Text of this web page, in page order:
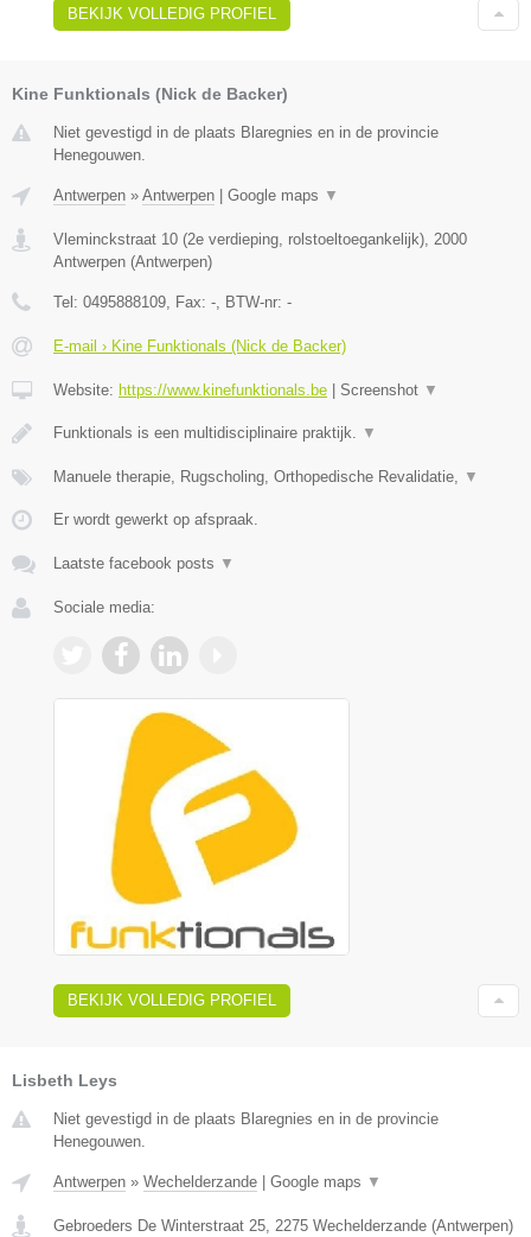
BEKIJK VOLLEDIG PROFIEL
Kine Funktionals (Nick de Backer)
Niet gevestigd in de plaats Blaregnies en in de provincie
Henegouwen.
Antwerpen » Antwerpen Google maps ▼
Vleminckstraat 10 (2e verdieping, rolstoeltoegankelijk), 2000
Antwerpen (Antwerpen)
Tel: 0495888109, Fax: -, BTW-nr: -
E-mail › Kine Funktionals (Nick de Backer)
Website: https://www.kinefunktionals.be Screenshot ▼
Funktionals is een multidisciplinaire praktijk. ▼
Manuele therapie, Rugscholing, Orthopedische Revalidatie, ▼
Er wordt gewerkt op afspraak.
Laatste facebook posts ▼
Sociale media:
BEKIJK VOLLEDIG PROFIEL
Lisbeth Leys
Niet gevestigd in de plaats Blaregnies en in de provincie
Henegouwen.
Antwerpen » Wechelderzande Google maps ▼
Gebroeders De Winterstraat 25, 2275 Wechelderzande (Antwerpen)